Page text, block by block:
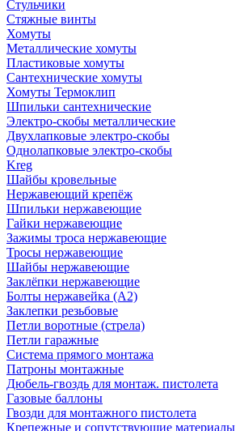
Стульчики
Стяжные винты
Хомуты
Металлические хомуты
Пластиковые хомуты
Сантехнические хомуты
Хомуты Термоклип
Шпильки сантехнические
Электро-скобы металлические
Двухлапковые электро-скобы
Однолапковые электро-скобы
Kreg
Шайбы кровельные
Нержавеющий крепёж
Шпильки нержавеющие
Гайки нержавеющие
Зажимы троса нержавеющие
Тросы нержавеющие
Шайбы нержавеющие
Заклёпки нержавеющие
Болты нержавейка (А2)
Заклепки резьбовые
Петли воротные (стрела)
Петли гаражные
Система прямого монтажа
Патроны монтажные
Дюбель-гвоздь для монтаж. пистолета
Газовые баллоны
Гвозди для монтажного пистолета
Крепежные и сопутствующие материалы